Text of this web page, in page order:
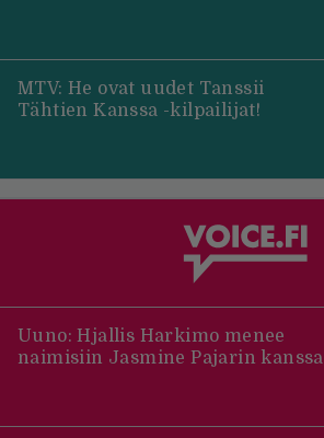
MTV: He ovat uudet Tanssii
Tähtien Kanssa -kilpailijat!
Uuno: Hjallis Harkimo menee
naimisiin Jasmine Pajarin kanssa